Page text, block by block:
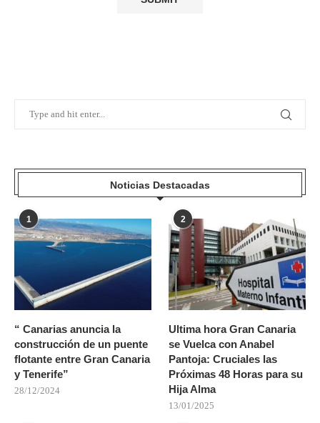
Noticias Destacadas
1
“ Canarias anuncia la
construcción de un puente
flotante entre Gran Canaria
y Tenerife”
28/12/2024
2
Ultima hora Gran Canaria
se Vuelca con Anabel
Pantoja: Cruciales las
Próximas 48 Horas para su
Hija Alma
13/01/2025